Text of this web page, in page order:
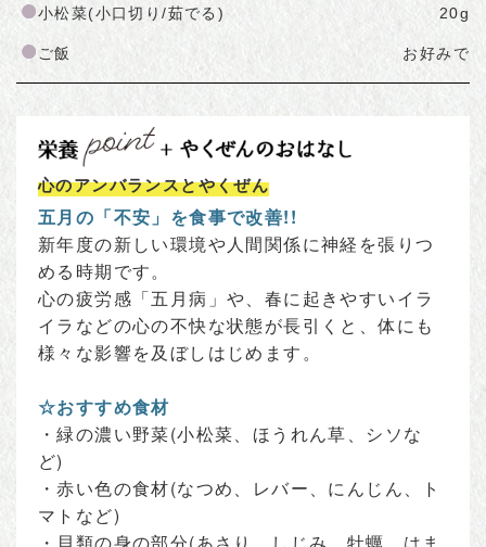
小松菜(小口切り/茹でる) 20g
ご飯 お好みで
心のアンバランスとやくぜん
五月の「不安」を食事で改善!!
新年度の新しい環境や人間関係に神経を張りつ
める時期です。
心の疲労感「五月病」や、春に起きやすいイラ
イラなどの心の不快な状態が長引くと、体にも
様々な影響を及ぼしはじめます。
☆おすすめ食材
・緑の濃い野菜(小松菜、ほうれん草、シソな
ど)
・赤い色の食材(なつめ、レバー、にんじん、ト
マトなど)